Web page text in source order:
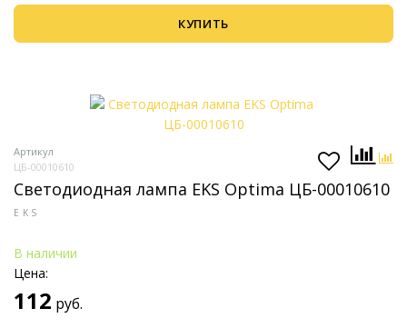
КУПИТЬ
Артикул
ЦБ-00010610
Светодиодная лампа EKS Optima ЦБ-00010610
EKS
В наличии
Цена:
112 руб.